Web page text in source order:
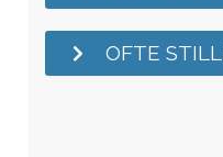
OFTE